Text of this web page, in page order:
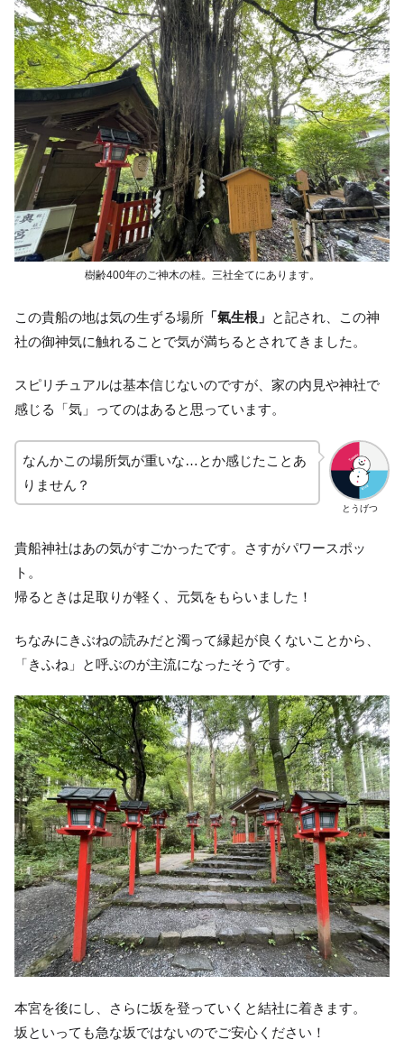
樹齢400年のご神木の桂。三社全てにあります。
この貴船の地は気の生ずる場所 「氣生根」 と記され、この神
社の御神気に触れることで気が満ちるとされてきました。
スピリチュアルは基本信じないのですが、家の内見や神社で
感じる「気」ってのはあると思っています。
とうげつ
なんかこの場所気が重いな…とか感じたことあ
りません？
貴船神社はあの気がすごかったです。さすがパワースポッ
ト。
帰るときは足取りが軽く、元気をもらいました！
ちなみにきぶねの読みだと濁って縁起が良くないことから、
「きふね」と呼ぶのが主流になったそうです。
本宮を後にし、さらに坂を登っていくと結社に着きます。
坂といっても急な坂ではないのでご安心ください！